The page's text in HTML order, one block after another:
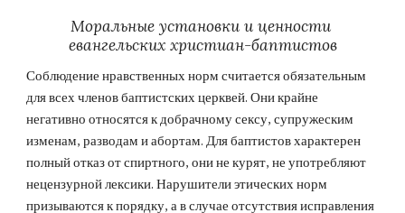
Моральные установки и ценности
евангельских христиан-баптистов
Соблюдение нравственных норм считается обязательным
для всех членов баптистских церквей. Они крайне
негативно относятся к добрачному сексу, супружеским
изменам, разводам и абортам. Для баптистов характерен
полный отказ от спиртного, они не курят, не употребляют
нецензурной лексики. Нарушители этических норм
призываются к порядку, а в случае отсутствия исправления